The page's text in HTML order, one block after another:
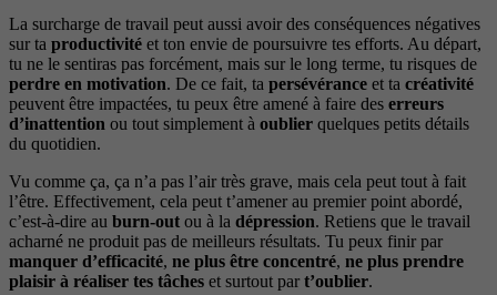
La surcharge de travail peut aussi avoir des conséquences négatives
sur ta productivité et ton envie de poursuivre tes efforts. Au départ,
tu ne le sentiras pas forcément, mais sur le long terme, tu risques de
perdre en motivation. De ce fait, ta persévérance et ta créativité
peuvent être impactées, tu peux être amené à faire des erreurs
d’inattention ou tout simplement à oublier quelques petits détails
du quotidien.
Vu comme ça, ça n’a pas l’air très grave, mais cela peut tout à fait
l’être. Effectivement, cela peut t’amener au premier point abordé,
c’est-à-dire au burn-out ou à la dépression. Retiens que le travail
acharné ne produit pas de meilleurs résultats. Tu peux finir par
manquer d’efficacité, ne plus être concentré, ne plus prendre
plaisir à réaliser tes tâches et surtout par t’oublier.